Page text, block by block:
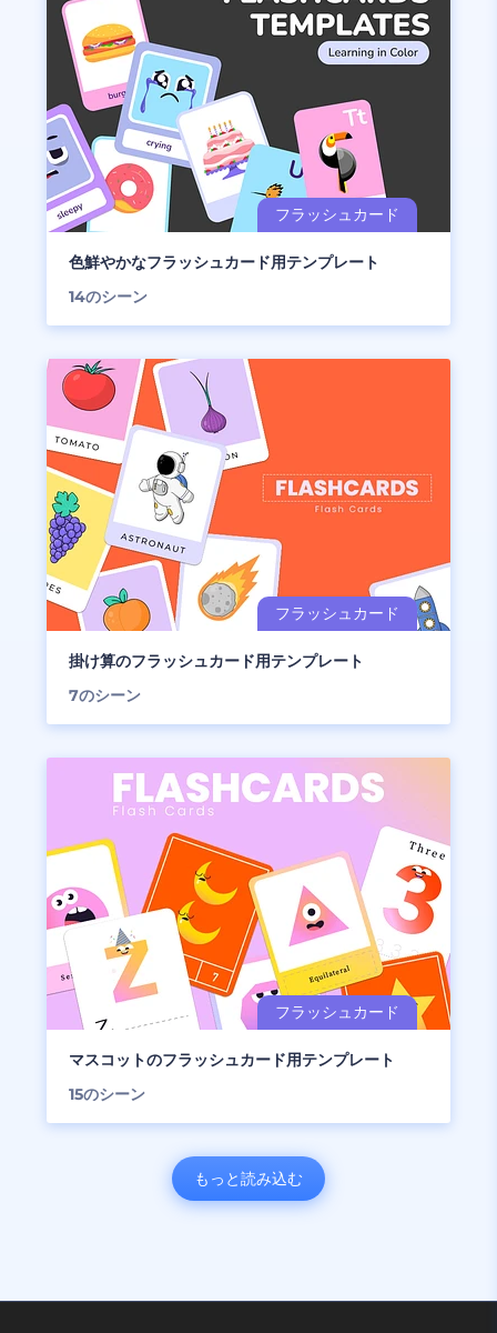
色鮮やかなフラッシュカード用テンプレート
14のシーン
掛け算のフラッシュカード用テンプレート
7のシーン
マスコットのフラッシュカード用テンプレート
15のシーン
もっと読み込む